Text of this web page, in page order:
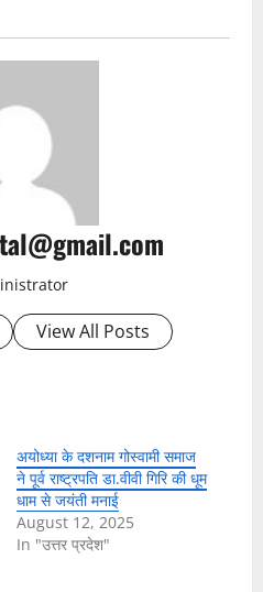
View All Posts
अयोध्या के दशनाम गोस्वामी समाज
ने पूर्व राष्ट्रपति डा.वीवी गिरि की धूम
धाम से जयंती मनाई
August 12, 2025
In "उत्तर प्रदेश"